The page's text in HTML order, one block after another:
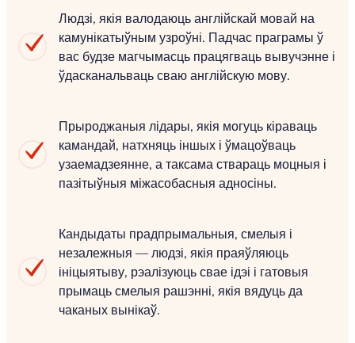
Людзі, якія валодаюць англійскай мовай на
камунікатыўным узроўні. Падчас праграмы ў
вас будзе магчымасць працягваць вывучэнне і
ўдасканальваць сваю англійскую мову.
Прыроджаныя лідары, якія могуць кіраваць
камандай, натхняць іншых і ўмацоўваць
узаемадзеянне, а таксама ствараць моцныя і
пазітыўныя міжасобасныя адносіны.
Кандыдаты прадпрымальныя, смелыя і
незалежныя — людзі, якія праяўляюць
ініцыятыву, рэалізуюць свае ідэі і гатовыя
прымаць смелыя рашэнні, якія вядуць да
чаканых вынікаў.